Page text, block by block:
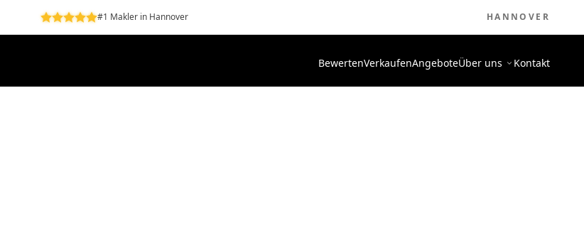
#1 Makler in Hannover HANNOVER
BewertenVerkaufenAngeboteÜber uns Kontakt